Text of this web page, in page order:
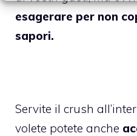
esagerare per non
sapori.
Servite il crush
volete potete anche